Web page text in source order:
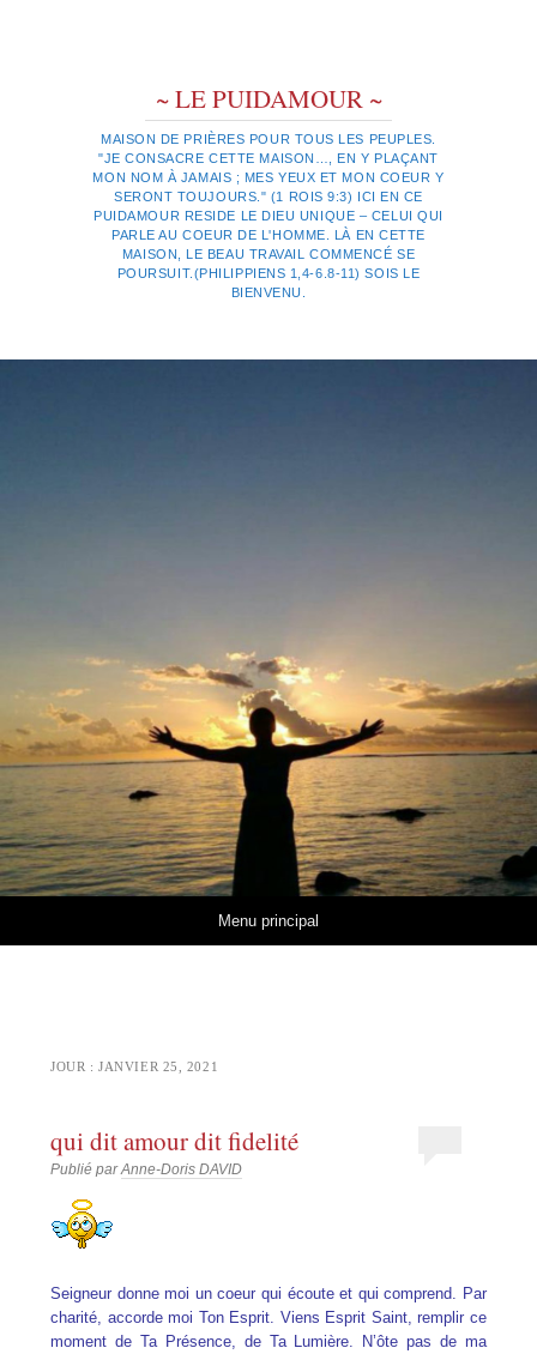
~ LE PUIDAMOUR ~
MAISON DE PRIÈRES POUR TOUS LES PEUPLES.
"JE CONSACRE CETTE MAISON…, EN Y PLAÇANT
MON NOM À JAMAIS ; MES YEUX ET MON COEUR Y
SERONT TOUJOURS." (1 ROIS 9:3) ICI EN CE
PUIDAMOUR RESIDE LE DIEU UNIQUE – CELUI QUI
PARLE AU COEUR DE L'HOMME. LÀ EN CETTE
MAISON, LE BEAU TRAVAIL COMMENCÉ SE
POURSUIT.(PHILIPPIENS 1,4-6.8-11) SOIS LE
BIENVENU.
Menu principal
JOUR :JANVIER 25, 2021
qui dit amour dit fidelité
Publié parAnne-Doris DAVID
Seigneur donne moi un coeur qui écoute et qui comprend. Par
charité, accorde moi Ton Esprit. Viens Esprit Saint, remplir ce
moment de Ta Présence, de Ta Lumière. N’ôte pas de ma